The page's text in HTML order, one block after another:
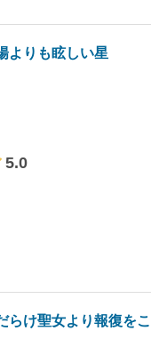
よりも眩しい星
5.0
らけ聖女より報復を